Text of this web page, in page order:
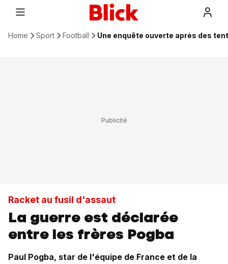
Home Sport Football Une enquête ouverte après des
Racket au fusil d'assaut
La guerre est déclarée
entre les frères Pogba
Paul Pogba, star de l'équipe de France et de la